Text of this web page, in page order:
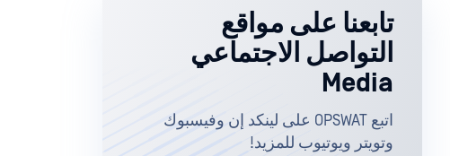
تابعنا على مواقع
التواصل الاجتماعي
Media
اتبع OPSWAT على لينكد إن وفيسبوك
وتويتر ويوتيوب للمزيد!